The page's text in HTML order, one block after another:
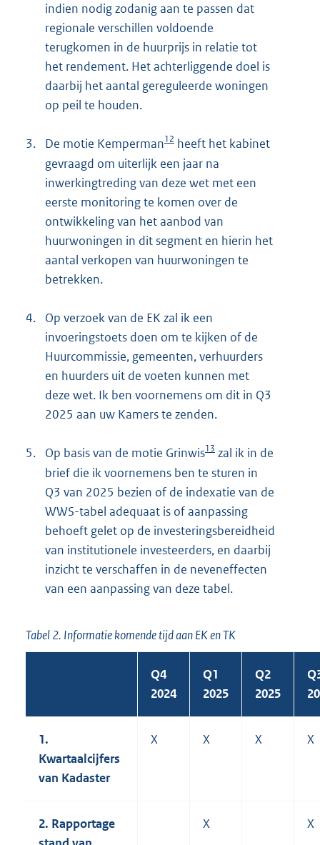
indien nodig zodanig aan te passen dat
regionale verschillen voldoende
terugkomen in de huurprijs in relatie tot
het rendement. Het achterliggende doel is
daarbij het aantal gereguleerde woningen
op peil te houden.
3. De motie Kemperman12 heeft het kabinet
gevraagd om uiterlijk een jaar na
inwerkingtreding van deze wet met een
eerste monitoring te komen over de
ontwikkeling van het aanbod van
huurwoningen in dit segment en hierin het
aantal verkopen van huurwoningen te
betrekken.
4.
Op verzoek van de EK zal ik een
invoeringstoets doen om te kijken of de
Huurcommissie, gemeenten, verhuurders
en huurders uit de voeten kunnen met
deze wet. Ik ben voornemens om dit in Q3
2025 aan uw Kamers te zenden.
5. Op basis van de motie Grinwis13 zal ik in de
brief die ik voornemens ben te sturen in
Q3 van 2025 bezien of de indexatie van de
WWS-tabel adequaat is of aanpassing
behoeft gelet op de investeringsbereidheid
van institutionele investeerders, en daarbij
inzicht te verschaffen in de neveneffecten
van een aanpassing van deze tabel.
Tabel 2. Informatie komende tijd aan EK en TK
Q4
2024
Q1
2025
Q2
2025
1.
Kwartaalcijfers
van Kadaster
X X X X
2. Rapportage
X X